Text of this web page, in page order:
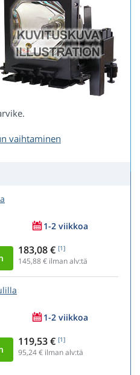
vaihtaminen
1-2 viikkoa
183,08 € [1]
145,88€ ilman alv:tä
1-2 viikkoa
119,53 € [1]
95,24€ ilman alv:tä